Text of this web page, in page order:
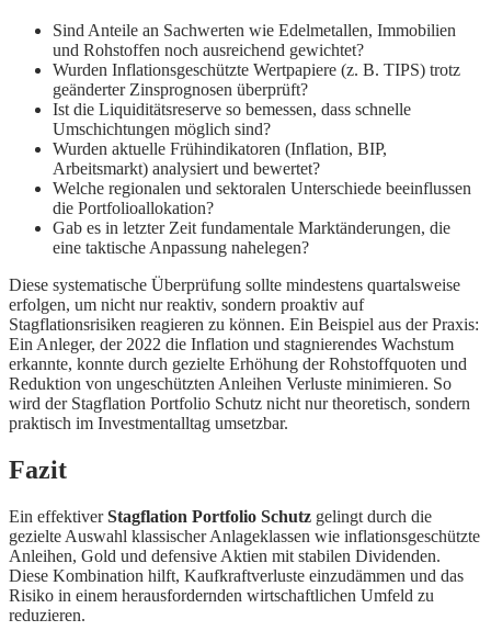
Sind Anteile an Sachwerten wie Edelmetallen, Immobilien
und Rohstoffen noch ausreichend gewichtet?
Wurden Inflationsgeschützte Wertpapiere (z. B. TIPS) trotz
geänderter Zinsprognosen überprüft?
Ist die Liquiditätsreserve so bemessen, dass schnelle
Umschichtungen möglich sind?
Wurden aktuelle Frühindikatoren (Inflation, BIP,
Arbeitsmarkt) analysiert und bewertet?
Welche regionalen und sektoralen Unterschiede beeinflussen
die Portfolioallokation?
Gab es in letzter Zeit fundamentale Marktänderungen, die
eine taktische Anpassung nahelegen?
Diese systematische Überprüfung sollte mindestens quartalsweise
erfolgen, um nicht nur reaktiv, sondern proaktiv auf
Stagflationsrisiken reagieren zu können. Ein Beispiel aus der Praxis:
Ein Anleger, der 2022 die Inflation und stagnierendes Wachstum
erkannte, konnte durch gezielte Erhöhung der Rohstoffquoten und
Reduktion von ungeschützten Anleihen Verluste minimieren. So
wird der Stagflation Portfolio Schutz nicht nur theoretisch, sondern
praktisch im Investmentalltag umsetzbar.
Fazit
Ein effektiverStagflation Portfolio Schutz gelingt durch die
gezielte Auswahl klassischer Anlageklassen wie inflationsgeschützte
Anleihen, Gold und defensive Aktien mit stabilen Dividenden.
Diese Kombination hilft, Kaufkraftverluste einzudämmen und das
Risiko in einem herausfordernden wirtschaftlichen Umfeld zu
reduzieren.